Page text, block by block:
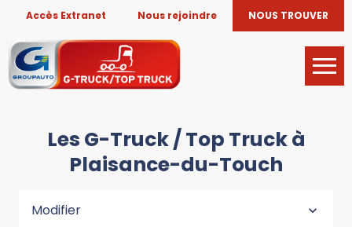
Accès Extranet Nous rejoindre NOUS TROUVER
Les G-Truck / Top Truck à
Plaisance-du-Touch
Modifier